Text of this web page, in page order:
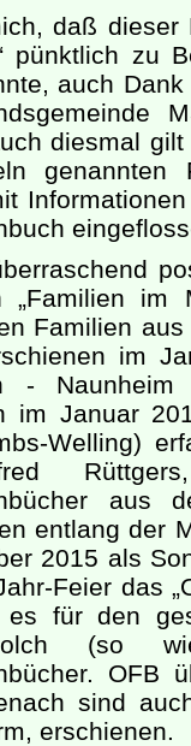
daß dieser
pünktlich zu
auch
diesmal
genannten
„Familien im
Familien
im
-
im Januar
Welling)
aus
entlang der
2015 als
Feier das
für den
(so
OFB
sind
erschienen.